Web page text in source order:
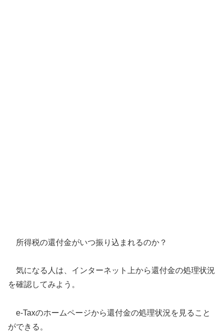
所得税の還付金がいつ振り込まれるのか？
気になる人は、インターネット上から還付金の処理状況
を確認してみよう。
e-Taxのホームページから還付金の処理状況を見ること
ができる。